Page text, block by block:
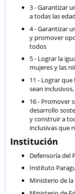
3 - Garantizar
a todas las
4 - Garantizar
y promover
todos
5 - Lograr la
mujeres y las
11 - Lograr
sean
16 - Promover
desarrollo
y construir a
inclusivas que
Institución
Defensoría del
Instituto
Ministerio de la